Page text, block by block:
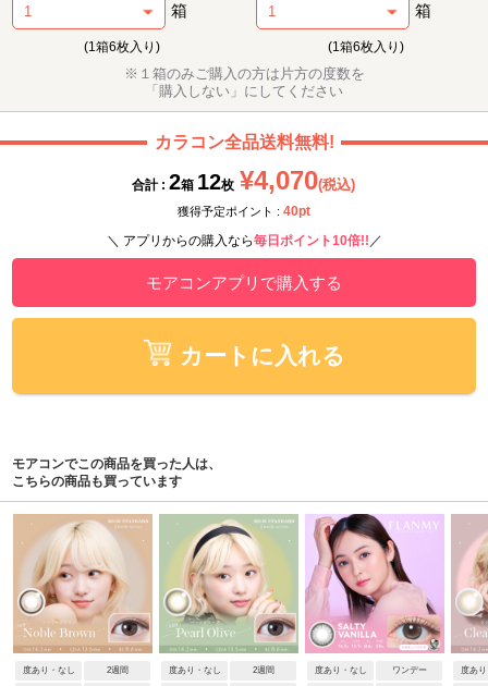
箱
(1箱6枚入り)
箱
(1箱6枚入り)
※１箱のみご購入の方は片方の度数を
「購入しない」にしてください
カラコン全品送料無料!
合計 : 2箱 12枚 ¥4,070(税込)
獲得予定ポイント : 40pt
＼ アプリからの購入なら毎日ポイント10倍!! ／
モアコンアプリで購入する
カートに入れる
モアコンでこの商品を買った人は、
こちらの商品も買っています
度あり・なし 2週間 度あり・なし 2週間 度あり・なし ワンデー 度あ